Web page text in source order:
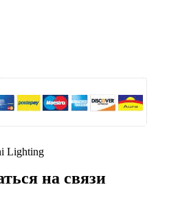
Lighting
на связи